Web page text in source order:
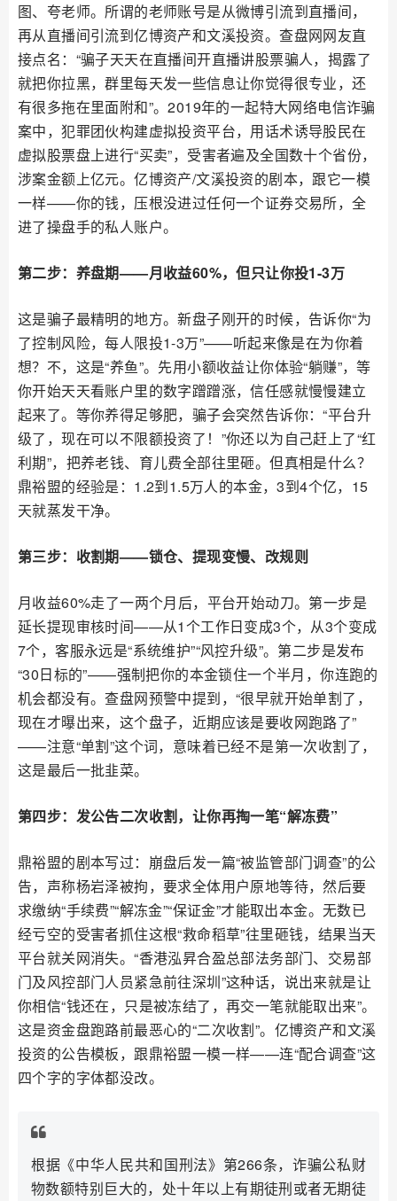
图、夸老师。所谓的老师账号是从微博引流到直播间，
再从直播间引流到亿博资产和文溪投资。查盘网网友直
接点名：“骗子天天在直播间开直播讲股票骗人，揭露了
就把你拉黑，群里每天发一些信息让你觉得很专业，还
有很多拖在里面附和”。2019年的一起特大网络电信诈骗
案中，犯罪团伙构建虚拟投资平台，用话术诱导股民在
虚拟股票盘上进行“买卖”，受害者遍及全国数十个省份，
涉案金额上亿元。亿博资产/文溪投资的剧本，跟它一模
一样——你的钱，压根没进过任何一个证券交易所，全
进了操盘手的私人账户。
第二步：养盘期——月收益60%，但只让你投1-3万
这是骗子最精明的地方。新盘子刚开的时候，告诉你“为
了控制风险，每人限投1-3万”——听起来像是在为你着
想？不，这是“养鱼”。先用小额收益让你体验“躺赚”，等
你开始天天看账户里的数字蹭蹭涨，信任感就慢慢建立
起来了。等你养得足够肥，骗子会突然告诉你：“平台升
级了，现在可以不限额投资了！”你还以为自己赶上了“红
利期”，把养老钱、育儿费全部往里砸。但真相是什么？
鼎裕盟的经验是：1.2到1.5万人的本金，3到4个亿，15
天就蒸发干净。
第三步：收割期——锁仓、提现变慢、改规则
月收益60%走了一两个月后，平台开始动刀。第一步是
延长提现审核时间——从1个工作日变成3个，从3个变成
7个，客服永远是“系统维护”“风控升级”。第二步是发布
“30日标的”——强制把你的本金锁住一个半月，你连跑的
机会都没有。查盘网预警中提到，“很早就开始单割了，
现在才曝出来，这个盘子，近期应该是要收网跑路了”
——注意“单割”这个词，意味着已经不是第一次收割了，
这是最后一批韭菜。
第四步：发公告二次收割，让你再掏一笔“解冻费”
鼎裕盟的剧本写过：崩盘后发一篇“被监管部门调查”的公
告，声称杨岩泽被拘，要求全体用户原地等待，然后要
求缴纳“手续费”“解冻金”“保证金”才能取出本金。无数已
经亏空的受害者抓住这根“救命稻草”往里砸钱，结果当天
平台就关网消失。“香港泓昇合盈总部法务部门、交易部
门及风控部门人员紧急前往深圳”这种话，说出来就是让
你相信“钱还在，只是被冻结了，再交一笔就能取出来”。
这是资金盘跑路前最恶心的“二次收割”。亿博资产和文溪
投资的公告模板，跟鼎裕盟一模一样——连“配合调查”这
四个字的字体都没改。
根据《中华人民共和国刑法》第266条，诈骗公私财
物数额特别巨大的，处十年以上有期徒刑或者无期徒